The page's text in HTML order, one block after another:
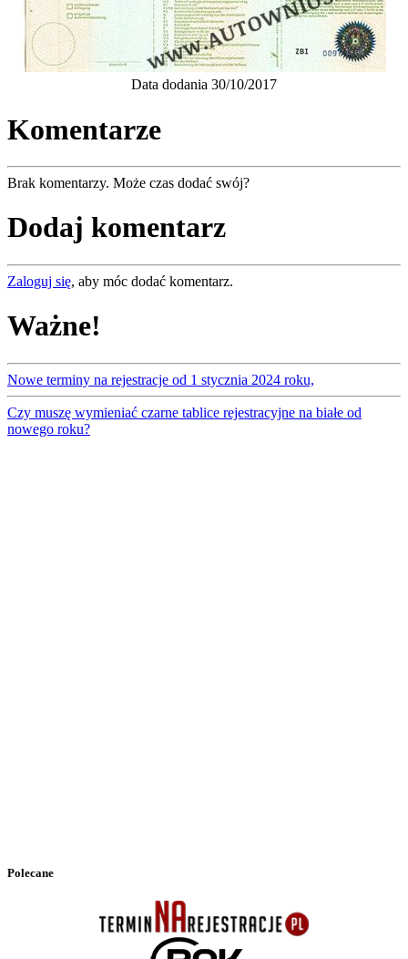
Data dodania 30/10/2017
Komentarze
Brak komentarzy. Może czas dodać swój?
Dodaj komentarz
Zaloguj się, aby móc dodać komentarz.
Ważne!
Nowe terminy na rejestracje od 1 stycznia 2024 roku,
Czy muszę wymieniać czarne tablice rejestracyjne na białe od
nowego roku?
Polecane